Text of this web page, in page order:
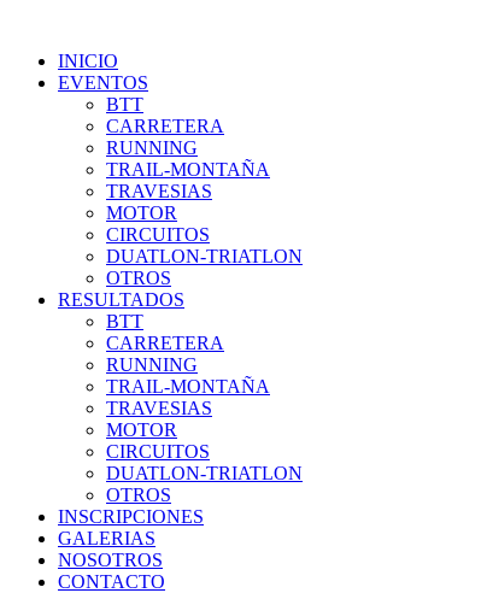
INICIO
EVENTOS
BTT
CARRETERA
RUNNING
TRAIL-MONTAÑA
TRAVESIAS
MOTOR
CIRCUITOS
DUATLON-TRIATLON
OTROS
RESULTADOS
BTT
CARRETERA
RUNNING
TRAIL-MONTAÑA
TRAVESIAS
MOTOR
CIRCUITOS
DUATLON-TRIATLON
OTROS
INSCRIPCIONES
GALERIAS
NOSOTROS
CONTACTO